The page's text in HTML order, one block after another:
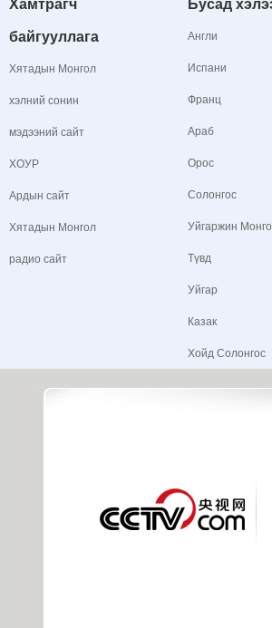
Хамтрагч
байгууллага
Хятадын Монгол
хэлний сонин
мэдээний сайт
ХОУР
Ардын сайт
Хятадын Монгол
радио сайт
Бусад
Англи
Испани
Франц
Араб
Орос
Солонгос
Уйгаржин
Түвд
Уйгар
Казак
Хойд Солонгос
Copyright © 2015 China Central Television. All rights